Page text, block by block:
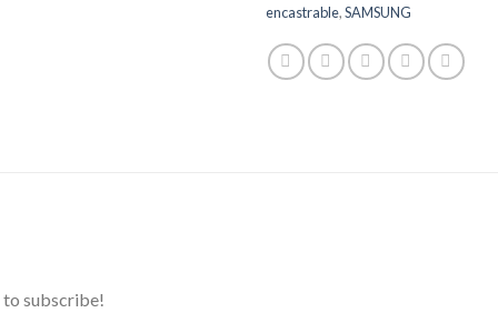
encastrable,SAMSUNG
subscribe!